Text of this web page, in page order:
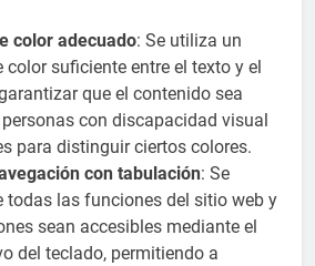
color adecuado: Se utiliza un
color suficiente entre el texto y el
que el contenido sea
con discapacidad visual
para distinguir ciertos colores.
con tabulación: Se
todas las funciones del sitio web y
sean accesibles mediante el
del teclado, permitiendo a